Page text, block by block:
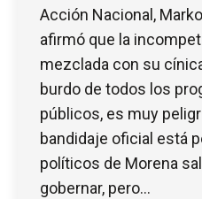
Acción Nacional,
afirmó que la
mezclada con su
burdo de todos los
públicos, es muy
bandidaje oficial está
políticos de Morena
gobernar, pero…